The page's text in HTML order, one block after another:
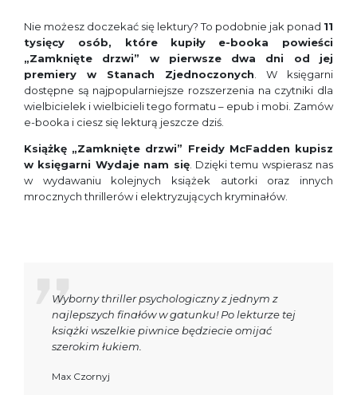
Nie możesz doczekać się lektury? To podobnie jak ponad 11
tysięcy osób, które kupiły
e-booka powieści
„Zamknięte drzwi” w pierwsze dwa dni od jej
premiery w Stanach Zjednoczonych. W księgarni
dostępne są najpopularniejsze rozszerzenia na czytniki dla
wielbicielek i wielbicieli tego formatu – epub i mobi. Zamów
e-booka i ciesz się lekturą jeszcze dziś.
Książkę „Zamknięte drzwi” Freidy McFadden kupisz
w księgarni Wydaje nam się. Dzięki temu wspierasz nas
w wydawaniu kolejnych książek autorki oraz innych
mrocznych thrillerów i elektryzujących kryminałów.
Wyborny thriller psychologiczny z jednym z
najlepszych finałów w gatunku! Po lekturze tej
książki wszelkie piwnice będziecie omijać
szerokim łukiem.
Max Czornyj